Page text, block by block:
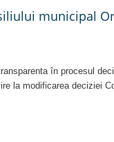
municipal
în procesul
la modificarea deciziei